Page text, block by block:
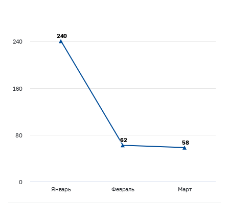
240
240
62
62 58
58
Январь Февраль Март
0
80
160
240